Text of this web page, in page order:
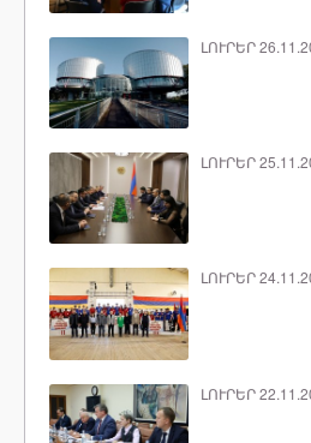
ԼՈՒՐԵՐ
ԼՈՒՐԵՐ
ԼՈՒՐԵՐ
ԼՈՒՐԵՐ